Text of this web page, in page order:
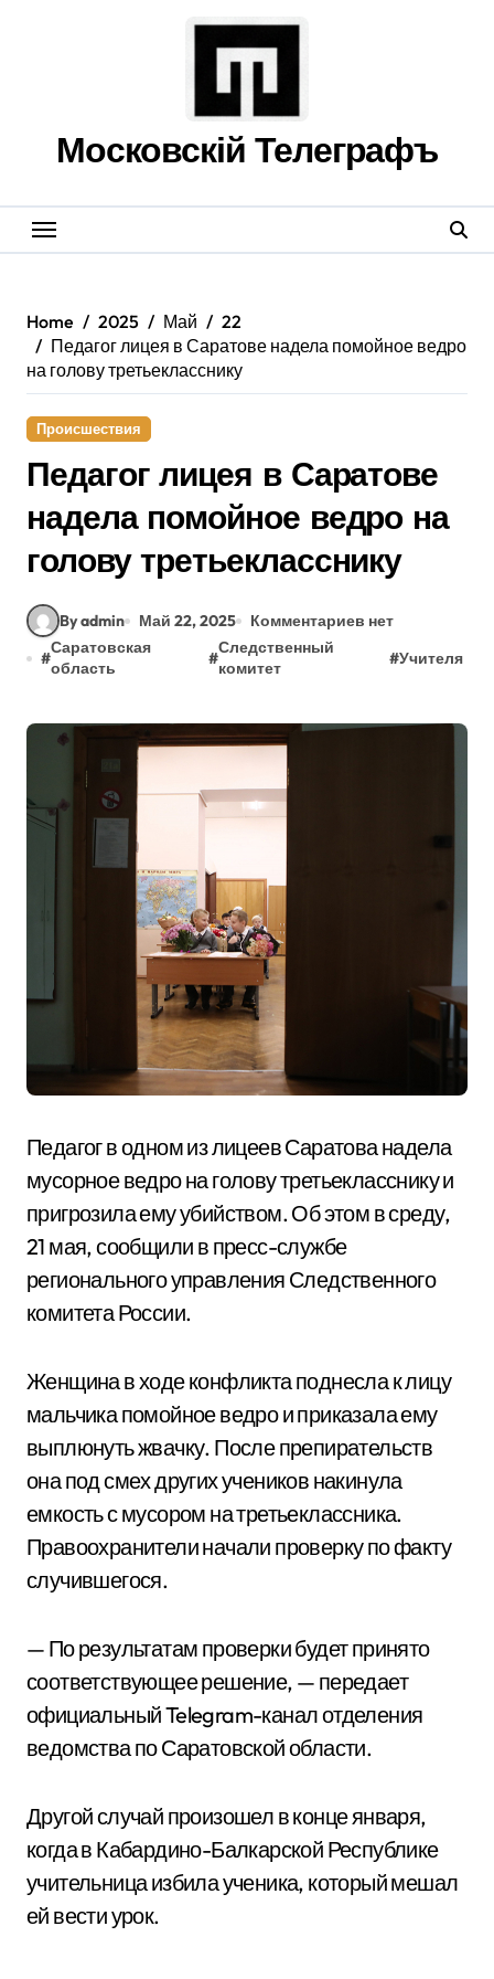
Московскій Телеграфъ
Home 2025 Май
22
Педагог лицея в Саратове надела помойное ведро
на голову третьекласснику
Происшествия
Педагог лицея в Саратове
надела помойное ведро на
голову третьекласснику
By admin Май 22, 2025
Комментариев нет
#
Саратовская
область
#
Следственный
комитет
#Учителя
Педагог в одном из лицеев Саратова надела
мусорное ведро на голову третьекласснику и
пригрозила ему убийством. Об этом в среду,
21 мая, сообщили в пресс-службе
регионального управления Следственного
комитета России.
Женщина в ходе конфликта поднесла к лицу
мальчика помойное ведро и приказала ему
выплюнуть жвачку. После препирательств
она под смех других учеников накинула
емкость с мусором на третьеклассника.
Правоохранители начали проверку по факту
случившегося.
— По результатам проверки будет принято
соответствующее решение, — передает
официальный Telegram-канал отделения
ведомства по Саратовской области.
Другой случай произошел в конце января,
когда в Кабардино-Балкарской Республике
учительница избила ученика, который мешал
ей вести урок.